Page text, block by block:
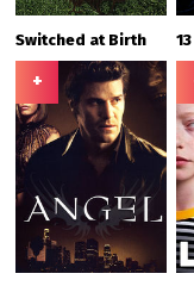
Switched at Birth
+